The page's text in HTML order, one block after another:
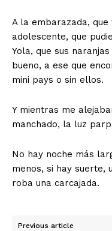
A la embarazada,
adolescente, que
Yola, que sus
bueno, a ese que
mini pays o sin ellos.
Y mientras me
manchado, la luz
No hay noche más
menos, si hay suerte,
roba una carcajada.
Previous article